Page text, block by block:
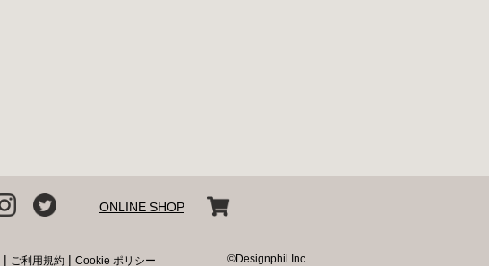
ONLINE SHOP
| ご利用規約 | Cookie ポリシー ©Designphil Inc.